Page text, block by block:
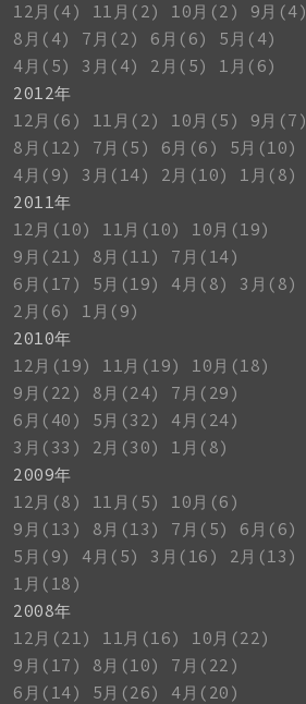
12月(4)
11月(2) 10月(2)
9月(4)
8月(4)
7月(2) 6月(6)
5月(4)
4月(5)
3月(4) 2月(5)
1月(6)
2012年
12月(6)
11月(2) 10月(5)
9月(7)
8月(12)
7月(5) 6月(6)
5月(10)
4月(9)
3月(14) 2月(10)
1月(8)
2011年
12月(10)
11月(10)
10月(19)
9月(21)
8月(11)
7月(14)
6月(17)
5月(19) 4月(8)
3月(8)
2月(6)
1月(9)
2010年
12月(19)
11月(19)
10月(18)
9月(22)
8月(24)
7月(29)
6月(40)
5月(32)
4月(24)
3月(33)
2月(30)
1月(8)
2009年
12月(8)
11月(5)
10月(6)
9月(13)
8月(13) 7月(5)
6月(6)
5月(9)
4月(5) 3月(16)
2月(13)
1月(18)
2008年
12月(21)
11月(16)
10月(22)
9月(17)
8月(10)
7月(22)
6月(14)
5月(26)
4月(20)